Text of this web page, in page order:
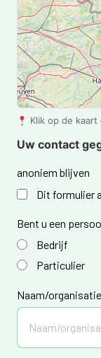
Klik op de
Uw contact
anoniem blijven
Dit formulier
Bent u een
Bedrijf
Particulier
Naam/organisatie